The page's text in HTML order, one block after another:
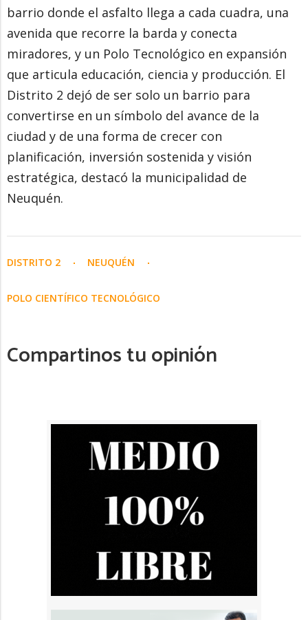
barrio donde el asfalto llega a cada cuadra, una
avenida que recorre la barda y conecta
miradores, y un Polo Tecnológico en expansión
que articula educación, ciencia y producción. El
Distrito 2 dejó de ser solo un barrio para
convertirse en un símbolo del avance de la
ciudad y de una forma de crecer con
planificación, inversión sostenida y visión
estratégica, destacó la municipalidad de
Neuquén.
DISTRITO 2 NEUQUÉN
POLO CIENTÍFICO TECNOLÓGICO
Compartinos tu opinión